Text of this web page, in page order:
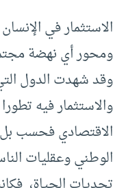
الاستثمار في
ومحور أي نهضة
وقد شهدت الدول
والاستثمار فيه
الاقتصادي فحسب
الوطني وعقليات